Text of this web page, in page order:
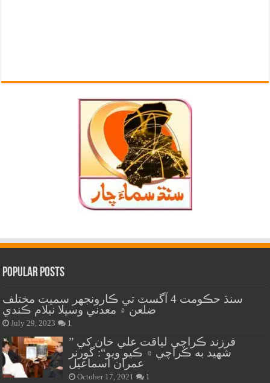
Popular Posts
سنڌ حڪومت 4 آگسٽ تي ڪارونجهر سميت مختلف
ضلعن ۾ معدني وسيلا نيلام ڪندي
July 29, 2023 1
” فرزند ڪراچي لياقت علي خان کي
شهيد به ڪراچي ۾ ڪيو ويو“: گورنر
عمران اسماعيل
October 17, 2021 1